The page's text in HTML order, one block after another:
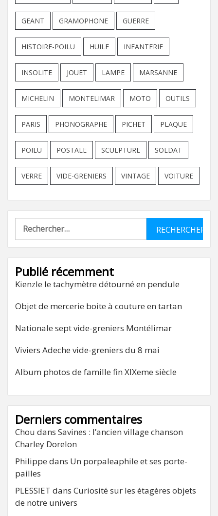
GEANT GRAMOPHONE GUERRE
HISTOIRE-POILU HUILE INFANTERIE
INSOLITE JOUET LAMPE MARSANNE
MICHELIN MONTELIMAR MOTO OUTILS
PARIS PHONOGRAPHE PICHET PLAQUE
POILU POSTALE SCULPTURE SOLDAT
VERRE VIDE-GRENIERS VINTAGE VOITURE
Rechercher :
Publié récemment
Kienzle le tachymètre détourné en pendule
Objet de mercerie boite à couture en tartan
Nationale sept vide-greniers Montélimar
Viviers Adeche vide-greniers du 8 mai
Album photos de famille fin XIXeme siècle
Derniers commentaires
Chou dans Savines : l’ancien village chanson
Charley Dorelon
Philippe dans Un porpaleaphile et ses porte-
pailles
PLESSIET dans Curiosité sur les étagères objets
de notre univers